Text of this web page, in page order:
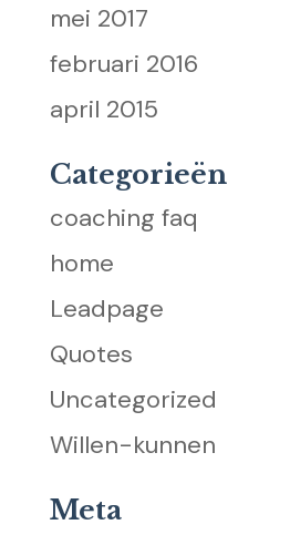
mei 2017
februari 2016
april 2015
Categorieën
coaching faq
home
Leadpage
Quotes
Uncategorized
Willen-kunnen
Meta